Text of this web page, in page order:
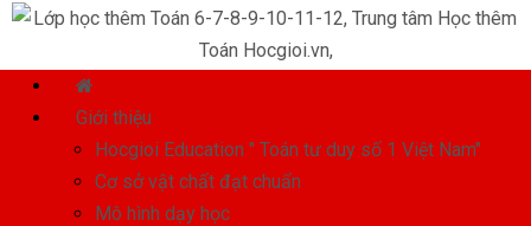
Giới thiệu
Hocgioi Education " Toán tư duy số 1 Việt Nam"
Cơ sở vật chất đạt chuẩn
Mô hình dạy học